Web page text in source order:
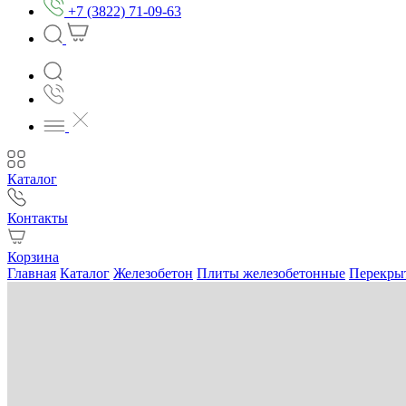
+7 (3822) 71-09-63
Каталог
Контакты
Корзина
Главная Каталог Железобетон Плиты железобетонные